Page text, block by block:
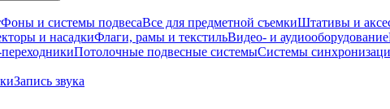
Фоны и системы подвесаВсе для предметной съемкиШтативы и
и насадкиФлаги, рамы и текстильВидео- и аудиооборудование
Потолочные подвесные системыСистемы
Запись звука